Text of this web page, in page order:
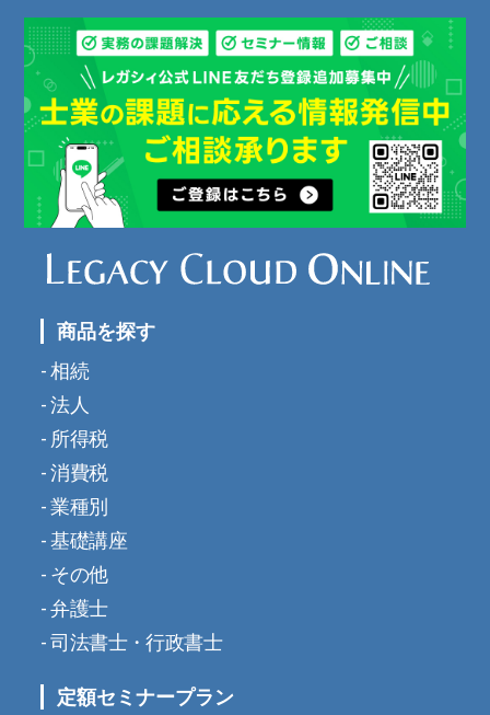
商品を探す
相続
法人
所得税
消費税
業種別
基礎講座
その他
弁護士
司法書士・行政書士
定額セミナープラン